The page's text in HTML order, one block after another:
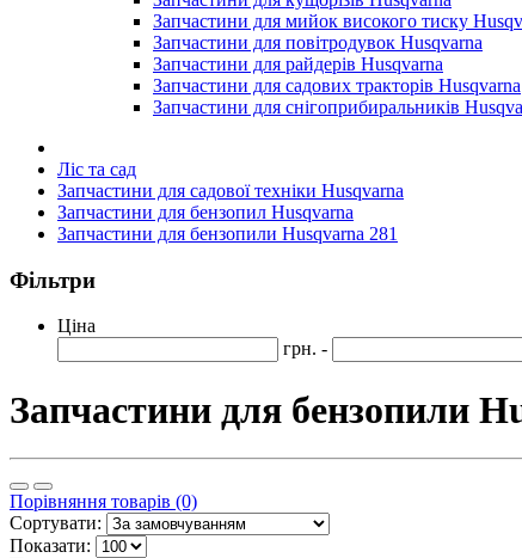
Запчастини для мийок високого тиску
Запчастини для повітродувок Husqvarna
Запчастини для райдерів Husqvarna
Запчастини для садових тракторів Husqvarna
Запчастини для снігоприбиральників
Ліс та сад
Запчастини для садової техніки Husqvarna
Запчастини для бензопил Husqvarna
Запчастини для бензопили Husqvarna 281
Фільтри
Ціна
грн. -
Запчастини для бензопили
Порівняння товарів (0)
Сортувати:
Показати: